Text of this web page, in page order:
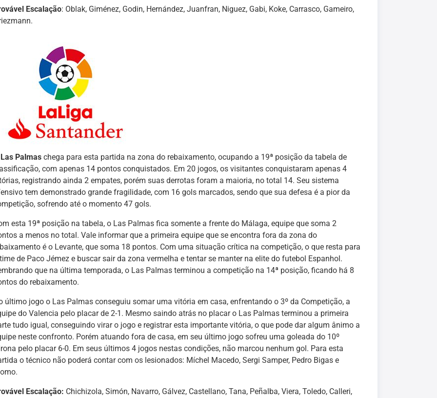
Escalação: Oblak, Giménez, Godin, Hernández, Juanfran, Niguez, Gabi, Koke, Carrasco, Gameiro,
Las Palmas chega para esta partida na zona do rebaixamento, ocupando a 19ª posição da tabela de
com apenas 14 pontos conquistados. Em 20 jogos, os visitantes conquistaram apenas 4
registrando ainda 2 empates, porém suas derrotas foram a maioria, no total 14. Seu sistema
tem demonstrado grande fragilidade, com 16 gols marcados, sendo que sua defesa é a pior da
sofrendo até o momento 47 gols.
esta 19ª posição na tabela, o Las Palmas fica somente a frente do Málaga, equipe que soma 2
a menos no total. Vale informar que a primeira equipe que se encontra fora da zona do
é o Levante, que soma 18 pontos. Com uma situação crítica na competição, o que resta para
de Paco Jémez e buscar sair da zona vermelha e tentar se manter na elite do futebol Espanhol.
que na última temporada, o Las Palmas terminou a competição na 14ª posição, ficando há 8
do rebaixamento.
último jogo o Las Palmas conseguiu somar uma vitória em casa, enfrentando o 3º da Competição, a
do Valencia pelo placar de 2-1. Mesmo saindo atrás no placar o Las Palmas terminou a primeira
tudo igual, conseguindo virar o jogo e registrar esta importante vitória, o que pode dar algum ânimo a
neste confronto. Porém atuando fora de casa, em seu último jogo sofreu uma goleada do 10º
pelo placar 6-0. Em seus últimos 4 jogos nestas condições, não marcou nenhum gol. Para esta
o técnico não poderá contar com os lesionados: Míchel Macedo, Sergi Samper, Pedro Bigas e
Escalação: Chichizola, Simón, Navarro, Gálvez, Castellano, Tana, Peñalba, Viera, Toledo, Calleri,